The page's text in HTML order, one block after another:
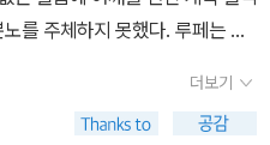
뛰어드는 모습이 정말 인상적이
곳에서 그런 적극성을 발휘할 수
으로 뛰어들기는 힘들었을 것이
한 입장과 미국 사회의 문제점
를 주체하지 못했다. 루페는 아
they want.' 보다 못한 행크
전할 거라고 말했다. 미아는 루
더보기